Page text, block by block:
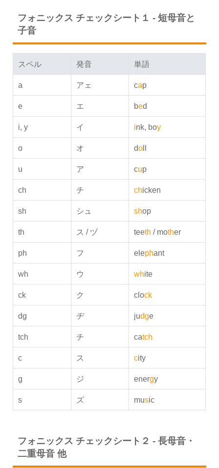
フォニックス チェックシート１ - 短母音と
子音
スペル 発音 単語
a アェ cap
e エ bed
i, y イ ink, boy
o オ do
u ア cup
ch チ chicken
sh シュ shop
th ス / ヅ teeth / mother
ph フ elephant
wh ウ white
ck ク clock
dg ヂ judge
tch チ catch
c ス city
g ジ energy
s ズ music
フォニックス チェックシート２ - 長母音・
二重母音 他